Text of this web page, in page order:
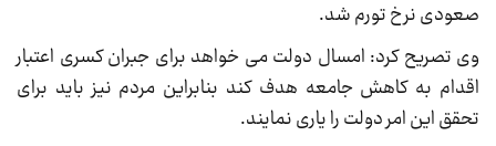
صعودی نرخ تورم شد.
وی تصریح کرد: امسال دولت می خواهد برای جبران کسری اعتبار
اقدام به کاهش جامعه هدف کند بنابراین مردم نیز باید برای
تحقق این امر دولت را یاری نمایند.